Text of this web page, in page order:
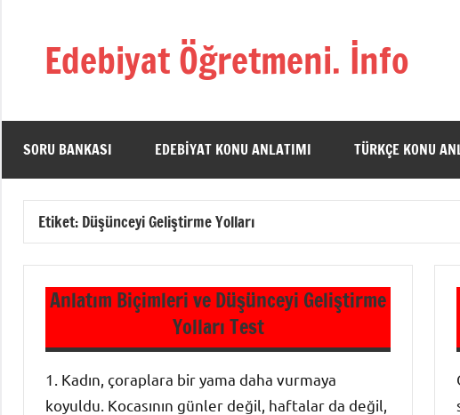
Edebiyat Öğretmeni. İnfo
Türkçe,
Dili
ve
Sitesi
SORU BANKASI EDEBIYAT KONU ANLATIMI TÜRKÇE KONU
Etiket: Düşünceyi Geliştirme Yolları
Anlatım Biçimleri ve Düşünceyi Geliştirme
Yolları Test
1. Kadın, çoraplara bir yama daha vurmaya
koyuldu. Kocasının günler değil, haftalar da değil,